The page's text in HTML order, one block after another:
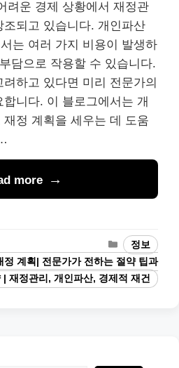
려운 경제 상황에서 재정관
되고 있습니다. 개인파산
는 여러 가지 비용이 발생하
담으로 작용할 수 있습니다.
하고 있다면 미리 전문가의
니다. 이 블로그에서는 개
정 계획을 세우는 데 도움
more
Categories
정보
정 계획| 전문가가 전하는 절약 팁과
| 재정관리, 개인파산, 경제적 재건